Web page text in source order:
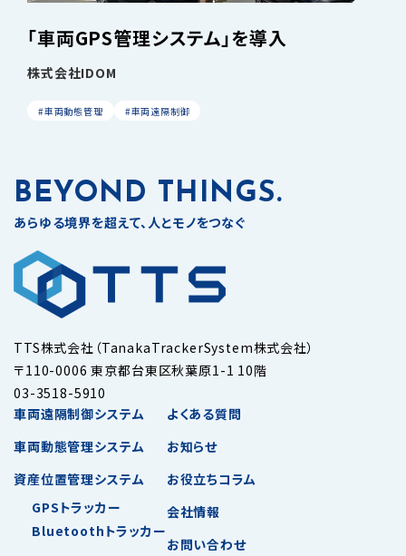
「車両GPS管理システム」を導入
株式会社IDOM
#車両動態管理 #車両遠隔制御
BEYOND THINGS.
あらゆる境界を超えて、人とモノをつなぐ
TTS株式会社（TanakaTrackerSystem株式会社）
〒110-0006 東京都台東区秋葉原1-1 10階
03-3518-5910
車両遠隔制御システム
車両動態管理システム
資産位置管理システム
GPSトラッカー
Bluetoothトラッカー
よくある質問
お知らせ
お役立ちコラム
会社情報
お問い合わせ